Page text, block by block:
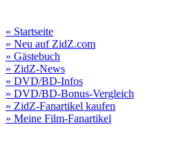
» Startseite
» Neu auf ZidZ.com
» Gästebuch
» ZidZ-News
» DVD/BD-Infos
» DVD/BD-Bonus-Vergleich
» ZidZ-Fanartikel kaufen
» Meine Film-Fanartikel